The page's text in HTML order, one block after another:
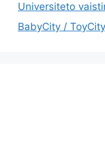
Universiteto
BabyCity /